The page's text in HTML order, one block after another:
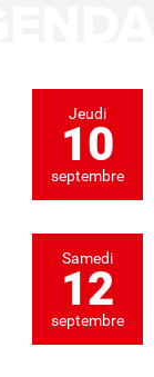
Jeudi
10
septembre
Samedi
12
septembre